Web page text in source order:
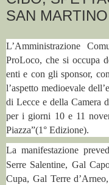
SAN MARTINO
L’Amministrazione
ProLoco, che si occupa
enti e con gli sponsor,
l’aspetto medioevale
di Lecce e della Camera
per i giorni 10 e 11
Piazza”(1° Edizione).
La manifestazione
Serre Salentine, Gal
Cupa, Gal Terre